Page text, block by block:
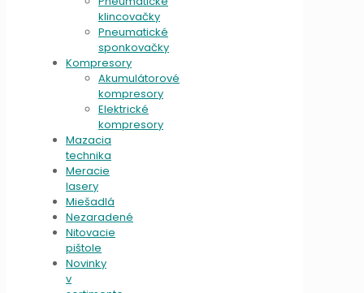
klincovačky
Pneumatické
sponkovačky
Kompresory
Akumulátorové
kompresory
Elektrické
kompresory
Mazacia
technika
Meracie
lasery
Miešadlá
Nezaradené
Nitovacie
pištole
Novinky
v